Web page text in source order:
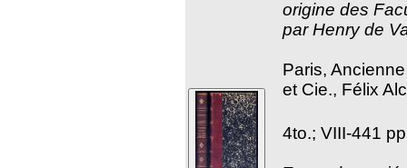
origine des
par Henry de
Paris,
et Cie., Félix
4to.; VIII-441